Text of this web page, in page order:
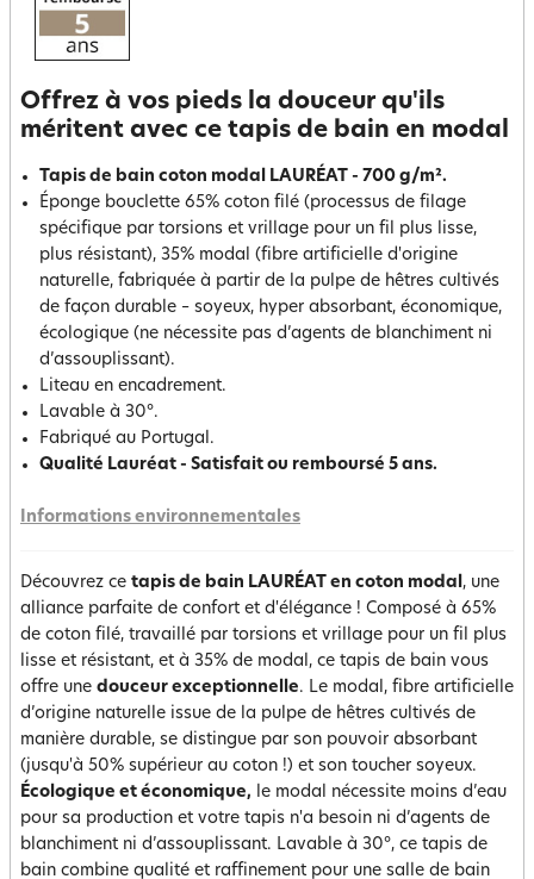
Offrez à vos pieds la douceur qu'ils
méritent avec ce tapis de bain en modal
Tapis de bain coton modal LAURÉAT - 700 g/m².
Éponge bouclette 65% coton filé (processus de filage
spécifique par torsions et vrillage pour un fil plus lisse,
plus résistant), 35% modal (fibre artificielle d'origine
naturelle, fabriquée à partir de la pulpe de hêtres cultivés
de façon durable – soyeux, hyper absorbant, économique,
écologique (ne nécessite pas d’agents de blanchiment ni
d’assouplissant).
Liteau en encadrement.
Lavable à 30°.
Fabriqué au Portugal.
Qualité Lauréat - Satisfait ou remboursé 5 ans.
Informations environnementales
Découvrez ce tapis de bain LAURÉAT en coton modal, une
alliance parfaite de confort et d'élégance ! Composé à 65%
de coton filé, travaillé par torsions et vrillage pour un fil plus
lisse et résistant, et à 35% de modal, ce tapis de bain vous
offre une douceur exceptionnelle. Le modal, fibre artificielle
d’origine naturelle issue de la pulpe de hêtres cultivés de
manière durable, se distingue par son pouvoir absorbant
(jusqu'à 50% supérieur au coton !) et son toucher soyeux.
Écologique et économique, le modal nécessite moins d’eau
pour sa production et votre tapis n'a besoin ni d’agents de
blanchiment ni d’assouplissant. Lavable à 30°, ce tapis de
bain combine qualité et raffinement pour une salle de bain